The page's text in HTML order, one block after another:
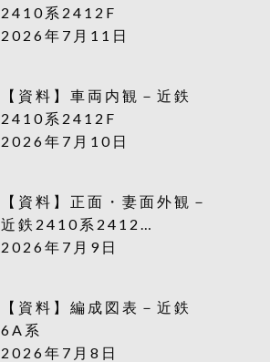
2410系2412F
2026年7月11日
【資料】車両内観－近鉄
2410系2412F
2026年7月10日
【資料】正面・妻面外観－
近鉄2410系2412…
2026年7月9日
【資料】編成図表－近鉄
6A系
2026年7月8日